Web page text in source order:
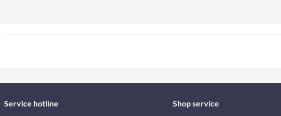
Service hotline Shop service